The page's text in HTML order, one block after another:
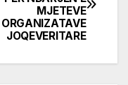
MJETEVE
ORGANIZATAVE
JOQEVERITARE